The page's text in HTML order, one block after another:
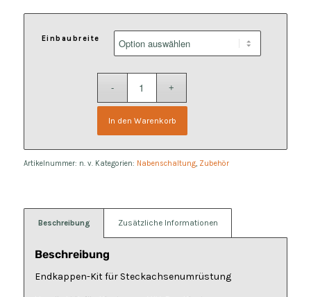
Einbaubreite
In den Warenkorb
Artikelnummer: n. v. Kategorien: Nabenschaltung, Zubehör
Beschreibung Zusätzliche Informationen
Beschreibung
Endkappen-Kit für Steckachsenumrüstung